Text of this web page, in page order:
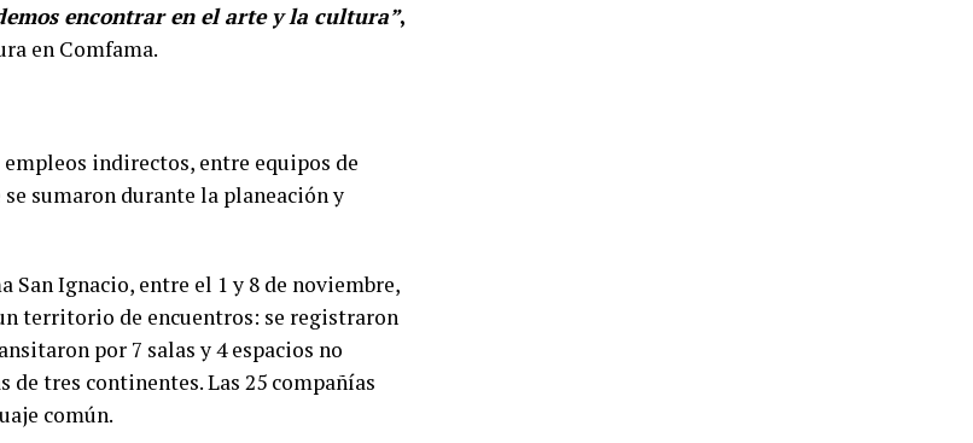
encontrar en el arte y la cultura”,
en Comfama.
indirectos, entre equipos de
sumaron durante la planeación y
Ignacio, entre el 1 y 8 de noviembre,
territorio de encuentros: se registraron
por 7 salas y 4 espacios no
tres continentes. Las 25 compañías
común.